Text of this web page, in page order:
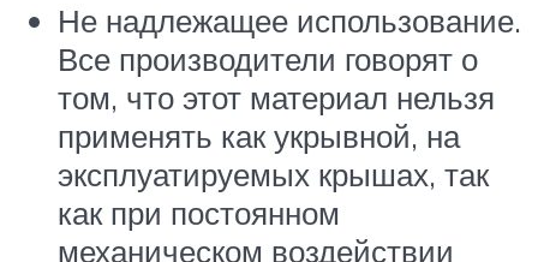
Не надлежащее использование.
Все производители говорят о
том, что этот материал нельзя
применять как укрывной, на
эксплуатируемых крышах, так
как при постоянном
механическом воздействии